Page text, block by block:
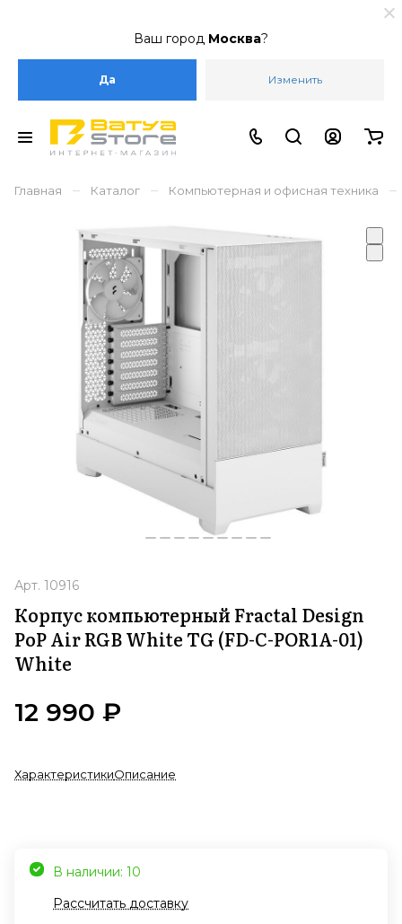
Ваш город Москва?
Да Изменить
Главная – Каталог – Компьютерная и офисная техника –
Арт. 10916
Корпус компьютерный Fractal Design
PoP Air RGB White TG (FD-C-POR1A-01)
White
12 990 ₽
ХарактеристикиОписание
В наличии: 10
Рассчитать доставку